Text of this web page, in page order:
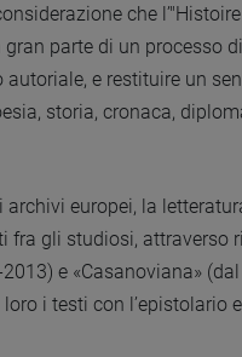
che
parte di un processo
e restituire un
storia, cronaca,
europei, la
gli studiosi, attraverso
e «Casanoviana»
i testi con l’epistolario